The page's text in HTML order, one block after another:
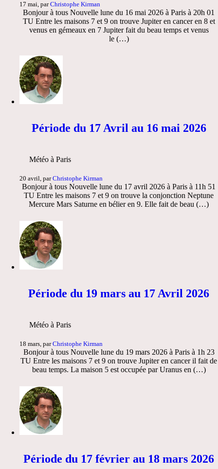
17 mai, parChristophe Kirman
Bonjour à tous Nouvelle lune du 16 mai 2026 à Paris à 20h 01
TU Entre les maisons 7 et 9 on trouve Jupiter en cancer en 8 et
venus en gémeaux en 7 Jupiter fait du beau temps et venus
le (…)
Période du 17 Avril au 16 mai 2026
Météo à Paris
20 avril, parChristophe Kirman
Bonjour à tous Nouvelle lune du 17 avril 2026 à Paris à 11h 51
TU Entre les maisons 7 et 9 on trouve la conjonction Neptune
Mercure Mars Saturne en bélier en 9. Elle fait de beau (…)
Période du 19 mars au 17 Avril 2026
Météo à Paris
18 mars, parChristophe Kirman
Bonjour à tous Nouvelle lune du 19 mars 2026 à Paris à 1h 23
TU Entre les maisons 7 et 9 on trouve Jupiter en cancer il fait de
beau temps. La maison 5 est occupée par Uranus en (…)
Période du 17 février au 18 mars 2026